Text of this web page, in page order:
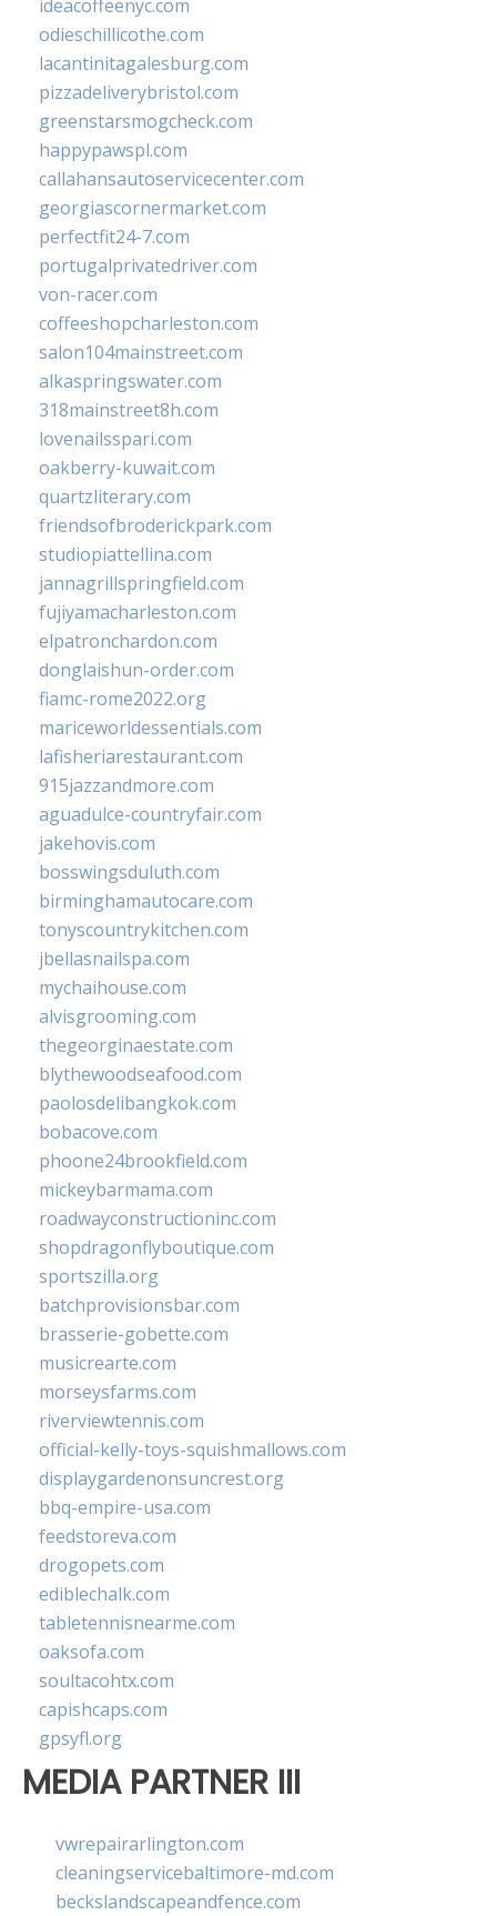
ideacoffeenyc.com
odieschillicothe.com
lacantinitagalesburg.com
pizzadeliverybristol.com
greenstarsmogcheck.com
happypawspl.com
callahansautoservicecenter.com
georgiascornermarket.com
perfectfit24-7.com
portugalprivatedriver.com
von-racer.com
coffeeshopcharleston.com
salon104mainstreet.com
alkaspringswater.com
318mainstreet8h.com
lovenailsspari.com
oakberry-kuwait.com
quartzliterary.com
friendsofbroderickpark.com
studiopiattellina.com
jannagrillspringfield.com
fujiyamacharleston.com
elpatronchardon.com
donglaishun-order.com
fiamc-rome2022.org
mariceworldessentials.com
lafisheriarestaurant.com
915jazzandmore.com
aguadulce-countryfair.com
jakehovis.com
bosswingsduluth.com
birminghamautocare.com
tonyscountrykitchen.com
jbellasnailspa.com
mychaihouse.com
alvisgrooming.com
thegeorginaestate.com
blythewoodseafood.com
paolosdelibangkok.com
bobacove.com
phoone24brookfield.com
mickeybarmama.com
roadwayconstructioninc.com
shopdragonflyboutique.com
sportszilla.org
batchprovisionsbar.com
brasserie-gobette.com
musicrearte.com
morseysfarms.com
riverviewtennis.com
official-kelly-toys-squishmallows.com
displaygardenonsuncrest.org
bbq-empire-usa.com
feedstoreva.com
drogopets.com
ediblechalk.com
tabletennisnearme.com
oaksofa.com
soultacohtx.com
capishcaps.com
gpsyfl.org
MEDIA PARTNER III
vwrepairarlington.com
cleaningservicebaltimore-md.com
beckslandscapeandfence.com